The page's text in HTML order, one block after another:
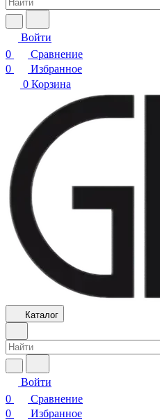
Войти
0
Сравнение
0
Избранное
0 Корзина
Каталог
Войти
0
Сравнение
0
Избранное